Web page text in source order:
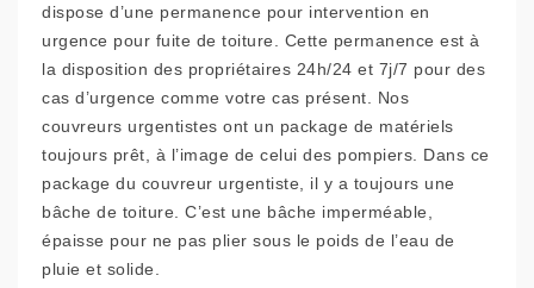
dispose d’une permanence pour intervention en
urgence pour fuite de toiture. Cette permanence est à
la disposition des propriétaires 24h/24 et 7j/7 pour des
cas d’urgence comme votre cas présent. Nos
couvreurs urgentistes ont un package de matériels
toujours prêt, à l’image de celui des pompiers. Dans ce
package du couvreur urgentiste, il y a toujours une
bâche de toiture. C’est une bâche imperméable,
épaisse pour ne pas plier sous le poids de l’eau de
pluie et solide.